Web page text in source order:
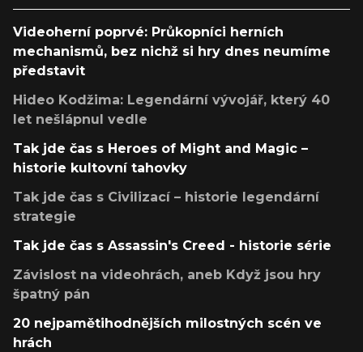
Videoherní poprvé: Průkopníci herních
mechanismů, bez nichž si hry dnes neumíme
představit
Hideo Kodžima: Legendární vývojář, který 40
let nešlápnul vedle
Tak jde čas s Heroes of Might and Magic –
historie kultovní tahovky
Tak jde čas s Civilizací – historie legendární
strategie
Tak jde čas s Assassin's Creed - historie série
Závislost na videohrách, aneb Když jsou hry
špatný pán
20 nejpamětihodnějších milostných scén ve
hrách